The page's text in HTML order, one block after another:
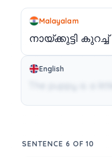
Malayalam
നായ്ക്കുട്ടി കുറച്ച്
English
SENTENCE 6 OF 10